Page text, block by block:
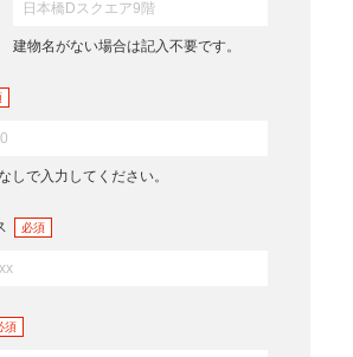
建物名がない場合は記入不要です。
しで入力してください。
必須
須